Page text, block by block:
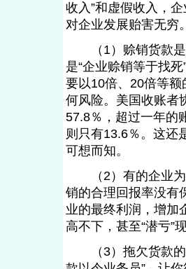
收入”和虚假收入，
对企业发展贻害无穷
（1）赊销货款是
是“企业赊销等于找
要以10倍、20倍等
何风险。美国收账者
57.8％，超过一年的
则只有13.6％。这还
可想而知。
（2）有的企业为
销的合理回报率没有
业的最终利润，增加
高不下，甚至“潜亏”
（3）拖欠货款的